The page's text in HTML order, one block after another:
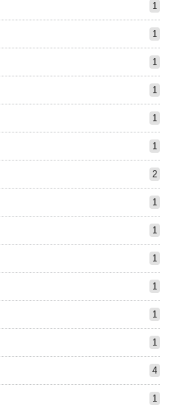
1
1
1
1
1
1
2
1
1
1
1
1
1
4
1